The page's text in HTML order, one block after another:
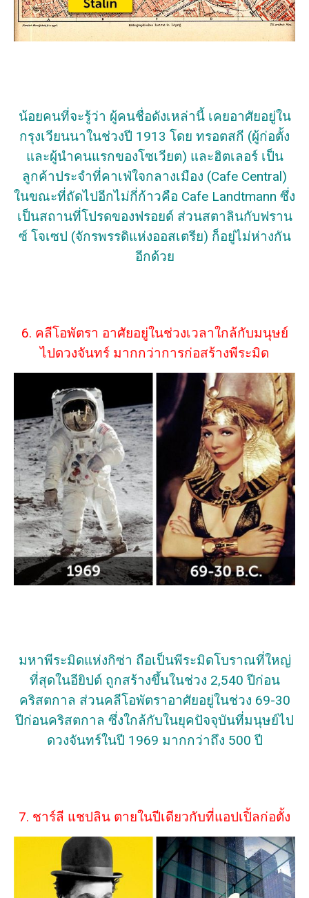
น้อยคนที่จะรู้ว่า ผู้คนชื่อดังเหล่านี้ เคยอาศัยอยู่ใน
กรุงเวียนนาในช่วงปี 1913 โดย ทรอตสกี (ผู้ก่อตั้ง
และผู้นำคนแรกของโซเวียต) และฮิตเลอร์ เป็น
ลูกค้าประจำที่คาเฟ่ใจกลางเมือง (Cafe Central)
ในขณะที่ถัดไปอีกไม่กี่ก้าวคือ Cafe Landtmann ซึ่ง
เป็นสถานที่โปรดของฟรอยด์ ส่วนสตาลินกับฟราน
ซ์ โจเซป (จักรพรรดิแห่งออสเตรีย) ก็อยู่ไม่ห่างกัน
อีกด้วย
6. คลีโอพัตรา อาศัยอยู่ในช่วงเวลาใกล้กับมนุษย์
ไปดวงจันทร์ มากกว่าการก่อสร้างพีระมิด
มหาพีระมิดแห่งกิซ่า ถือเป็นพีระมิดโบราณที่ใหญ่
ที่สุดในอียิปต์ ถูกสร้างขึ้นในช่วง 2,540 ปีก่อน
คริสตกาล ส่วนคลีโอพัตราอาศัยอยู่ในช่วง 69-30
ปีก่อนคริสตกาล ซึ่งใกล้กับในยุคปัจจุบันที่มนุษย์ไป
ดวงจันทร์ในปี 1969 มากกว่าถึง 500 ปี
7. ชาร์ลี แชปลิน ตายในปีเดียวกับที่แอปเปิ้ลก่อตั้ง